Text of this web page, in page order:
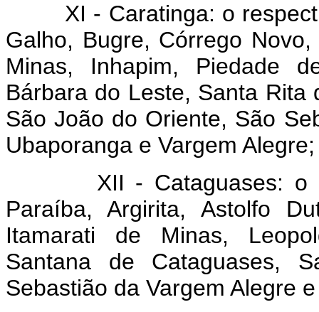
XI - Caratinga: o
Galho, Bugre, Córrego
Minas, Inhapim, Piedade
Bárbara do Leste, Santa Rita
São João do Oriente, São
Ubaporanga e Vargem Alegre;
XII - Cataguases: o
Paraíba, Argirita, Astolfo
Itamarati de Minas,
Santana de Cataguases,
Sebastião da Vargem Alegre